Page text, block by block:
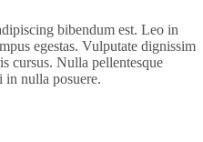
bibendum est. Leo in
egestas. Vulputate dignissim
cursus. Nulla pellentesque
in nulla posuere.